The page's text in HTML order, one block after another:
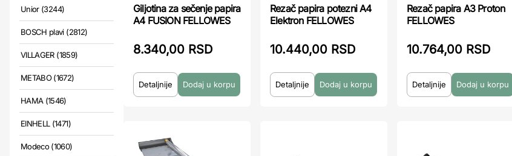
Unior (3244)
BOSCH plavi (2812)
VILLAGER (1859)
METABO (1672)
HAMA (1546)
EINHELL (1471)
Modeco (1060)
Giljotina za sečenje papira
A4 FUSION FELLOWES
8.340,00 RSD
Detaljnije
Rezač papira potezni A4
Elektron FELLOWES
10.440,00 RSD
Detaljnije
Rezač papira A3 Proton
FELLOWES
10.764,00 RSD
Detaljnije